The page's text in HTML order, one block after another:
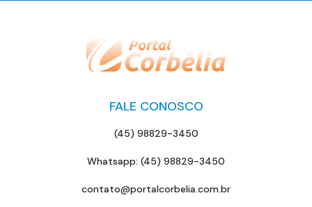
FALE CONOSCO
(45) 98829-3450
Whatsapp: (45) 98829-3450
contato@portalcorbelia.com.br